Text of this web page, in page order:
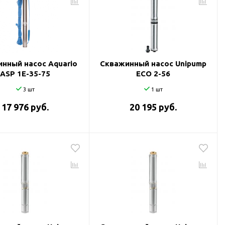
насос Aquario
ASP 1E-35-75
3 шт
17 976 руб.
Скважинный насос Unipump
ECO 2-56
1 шт
20 195 руб.